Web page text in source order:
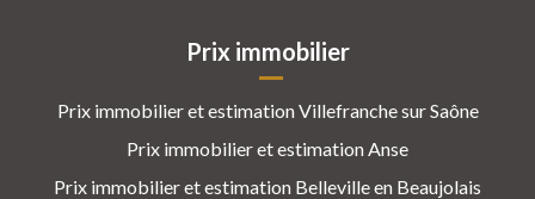
Prix immobilier
Prix immobilier et estimation Villefranche sur Saône
Prix immobilier et estimation Anse
Prix immobilier et estimation Belleville en Beaujolais